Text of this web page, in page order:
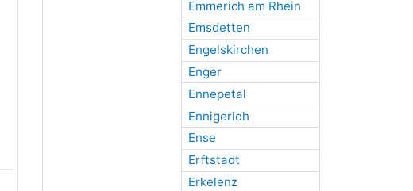
Emmerich am Rhein
Emsdetten
Engelskirchen
Enger
Ennepetal
Ennigerloh
Ense
Erftstadt
Erkelenz